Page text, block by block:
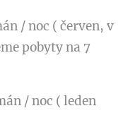
/ noc ( červen, v
pobyty na 7
/ noc ( leden